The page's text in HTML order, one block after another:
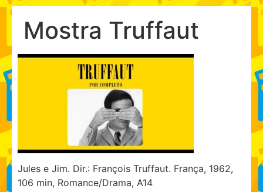
Mostra Truffaut
Jules e Jim. Dir.: François Truffaut. França, 1962,
106 min, Romance/Drama, A14